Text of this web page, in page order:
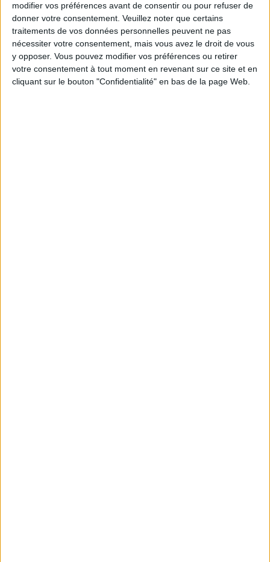
modifier vos préférences avant de consentir ou pour refuser de
donner votre consentement. Veuillez noter que certains
traitements de vos données personnelles peuvent ne pas
nécessiter votre consentement, mais vous avez le droit de vous
y opposer. Vous pouvez modifier vos préférences ou retirer
votre consentement à tout moment en revenant sur ce site et en
cliquant sur le bouton "Confidentialité" en bas de la page Web.
THE BEST HOTELS FOR A SPA AND GASTRONOMY WEEKEND